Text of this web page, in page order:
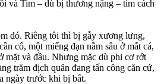
và Tim – dù bị thương nặng – tìm cách
đó. Riêng tôi thì bị gẫy xương lưng,
cổ, một miểng đạn nằm sâu ở mắt cá,
mặt và đầu. Nhưng mặc dù phi cơ rớt
trăm địch quân đang tấn công căn cứ,
ngày trước khi bị bắt.